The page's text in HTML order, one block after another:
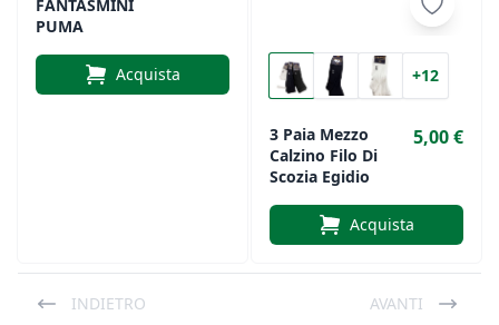
FANTASMINI
PUMA
Acquista +12
3 Paia Mezzo
Calzino Filo Di
Scozia Egidio
5,00 €
Acquista
INDIETRO AVANTI